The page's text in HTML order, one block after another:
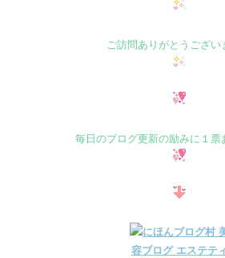
ご訪問ありがとうござい
毎日のブログ更新の励みに１票